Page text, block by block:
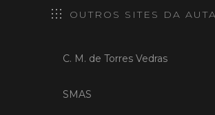
OUTROS SITES DA
C. M. de Torres Vedras
SMAS